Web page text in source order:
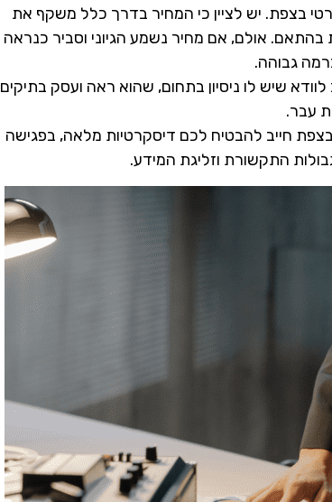
בצפת. יש לציין כי המחיר בדרך כלל משקף את
בהתאם. אולם, אם מחיר נשמע הגיוני וסביר כנראה
גבוהה.
שיש לו ניסיון בתחום, שהוא ראה ועסק בתיקים
עבר.
בצפת חייב להבטיח לכם דיסקרטיות מלאה, בפגישה
התקשורת וזליגת המידע.